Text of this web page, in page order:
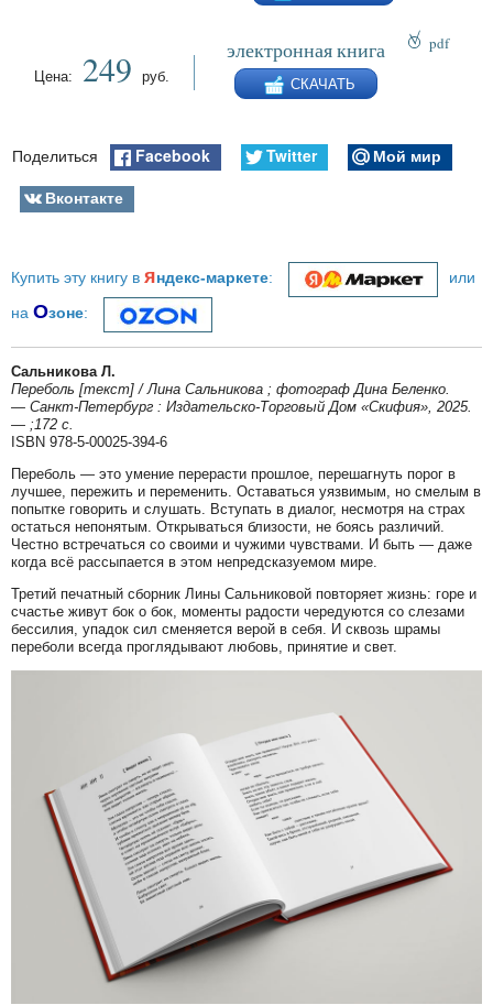
Цена: 249 руб.
электронная книга
СКАЧАТЬ
pdf
Поделиться Facebook Twitter
Мой мир
Вконтакте
Купить эту книгу в яндекс-маркете: или
на Озоне:
Сальникова Л.
Переболь [текст] / Лина Сальникова ; фотограф Дина Беленко.
— Санкт-Петербург : Издательско-Торговый Дом «Скифия», 2025.
— ;172 с.
ISBN 978-5-00025-394-6
Переболь — это умение перерасти прошлое, перешагнуть порог в
лучшее, пережить и переменить. Оставаться уязвимым, но смелым в
попытке говорить и слушать. Вступать в диалог, несмотря на страх
остаться непонятым. Открываться близости, не боясь различий.
Честно встречаться со своими и чужими чувствами. И быть — даже
когда всё рассыпается в этом непредсказуемом мире.
Третий печатный сборник Лины Сальниковой повторяет жизнь: горе и
счастье живут бок о бок, моменты радости чередуются со слезами
бессилия, упадок сил сменяется верой в себя. И сквозь шрамы
переболи всегда проглядывают любовь, принятие и свет.